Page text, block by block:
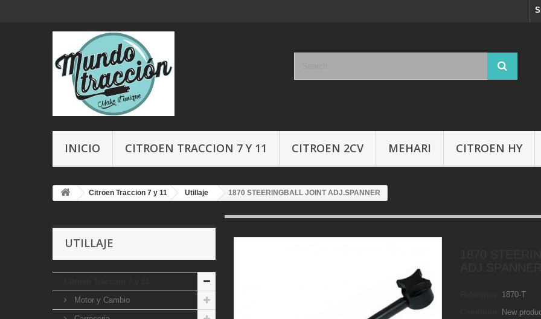
INICIO CITROEN TRACCION 7 Y 11 CITROEN 2CV MEHARI CITROEN HY
Citroen Traccion 7 y 11 Utillaje 1870 STEERINGBALL JOINT ADJ.SPANNER
UTILLAJE
Motor y Cambio
1870-T
New